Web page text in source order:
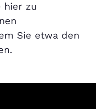
hier zu
Sie etwa den